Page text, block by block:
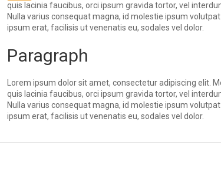
quis lacinia faucibus, orci ipsum gravida tortor, vel
Nulla varius consequat magna, id molestie ipsum
ipsum erat, facilisis ut venenatis eu, sodales vel dolor.
Paragraph
Lorem ipsum dolor sit amet, consectetur adipiscing elit.
quis lacinia faucibus, orci ipsum gravida tortor, vel
Nulla varius consequat magna, id molestie ipsum
ipsum erat, facilisis ut venenatis eu, sodales vel dolor.